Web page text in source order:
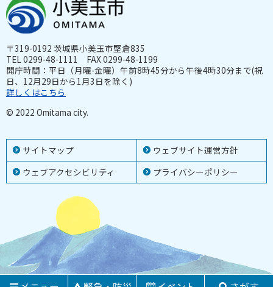
サイトマップ
ウェブサイト運営方針
ウェブアクセシビリティ
プライバシーポリシー
〒319-0192 茨城県小美玉市堅倉835
TEL 0299-48-1111 FAX 0299-48-1199
開庁時間：平日（月曜-金曜）午前8時45分から午後4時30分まで(祝
日、12月29日から1月3日を除く)
詳しくはこちら
© 2022 Omitama city.